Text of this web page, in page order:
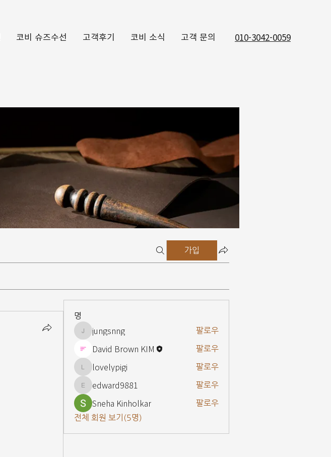
코비 슈즈수선 고객후기 코비 소식 고객 문의 010-3042-0059
가입
명
jungsnng
jungsnng 팔로우
David Brown KIM 팔로우
lovelypigi
lovelypigi 팔로우
edward9881
edward9881 팔로우
Sneha Kinholkar
팔로우
전체 회원 보기(5명)